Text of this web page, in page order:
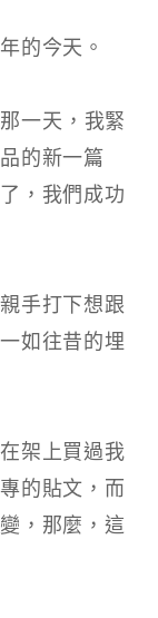
的今天。​
一天，我緊
的新一篇
，我們成功
手打下想跟
如往昔的埋
架上買過我
的貼文，而
，那麼，這